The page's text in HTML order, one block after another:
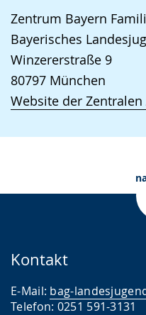
Zentrum Bayern
Bayerisches
Winzererstraße 9
80797 München
Website der
Kontakt
E-Mail: bag-
Telefon: 0251 591-3131